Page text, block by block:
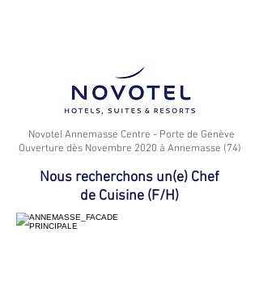
Novotel Annemasse Centre - Porte de Genève
Ouverture dès Novembre 2020 à Annemasse (74)
Nous recherchons un(e) Chef
de Cuisine (F/H)